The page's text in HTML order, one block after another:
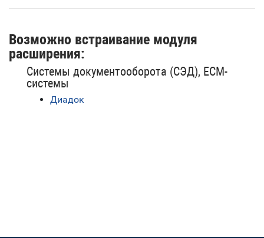
Возможно встраивание модуля
расширения:
Системы документооборота (СЭД), ECM-
системы
Диадок